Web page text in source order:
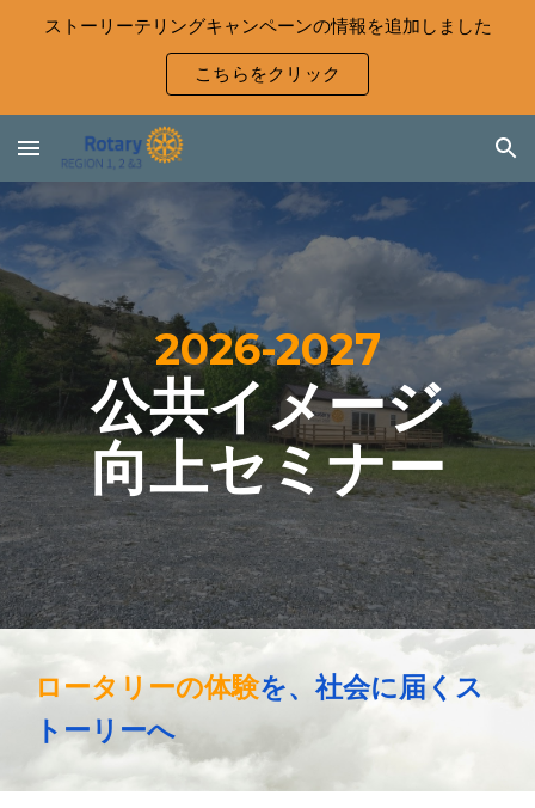
ストーリーテリングキャンペーンの情報を追加しました
こちらをクリック
2026-2027
公共イメージ
向上セミナー
ロータリーの体験を、社会に届くス
トーリーへ